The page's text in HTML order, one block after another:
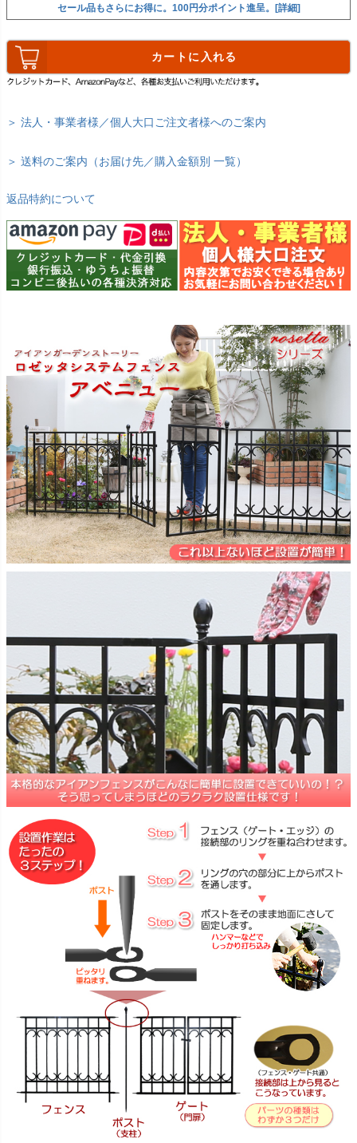
セール品もさらにお得に。100円分ポイント進呈。[詳細]
カートに入れる
＞ 法人・事業者様／個人大口ご注文者様へのご案内
＞ 送料のご案内（お届け先／購入金額別 一覧）
返品特約について